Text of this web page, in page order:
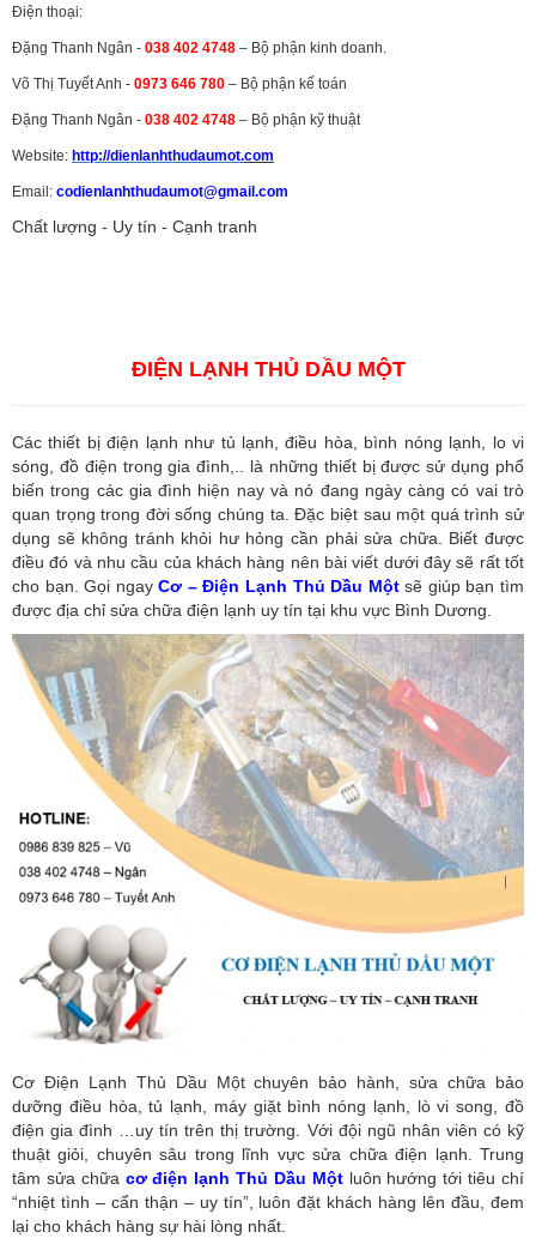
Điện thoại:
Đặng Thanh Ngân - 038 402 4748 – Bộ phận kinh doanh.
Võ Thị Tuyết Anh - 0973 646 780 – Bộ phận kế toán
Đặng Thanh Ngân - 038 402 4748 – Bộ phận kỹ thuật
Website: http://dienlanhthudaumot.com
Email: codienlanhthudaumot@gmail.com
Chất lượng - Uy tín - Cạnh tranh
ĐIỆN LẠNH THỦ DẦU MỘT
Các thiết bị điện lạnh như tủ lạnh, điều hòa, bình nóng lạnh, lo vi
sóng, đồ điện trong gia đình,.. là những thiết bị được sử dụng phổ
biến trong các gia đình hiện nay và nó đang ngày càng có vai trò
quan trọng trong đời sống chúng ta. Đặc biệt sau một quá trình sử
dụng sẽ không tránh khỏi hư hỏng cần phải sửa chữa. Biết được
điều đó và nhu cầu của khách hàng nên bài viết dưới đây sẽ rất tốt
cho bạn. Gọi ngayCơ – Điện Lạnh Thủ Dầu Một sẽ giúp bạn tìm
được địa chỉ sửa chữa điện lạnh uy tín tại khu vực Bình Dương.
Cơ Điện Lạnh Thủ Dầu Một chuyên bảo hành, sửa chữa bảo
dưỡng điều hòa, tủ lạnh, máy giặt bình nóng lạnh, lò vi song, đồ
điện gia đình …uy tín trên thị trường. Với đội ngũ nhân viên có kỹ
thuật giỏi, chuyên sâu trong lĩnh vực sửa chữa điện lạnh. Trung
tâm sửa chữa cơ điện lạnh Thủ Dầu Mộtluôn hướng tới tiêu chí
“nhiệt tình – cẩn thận – uy tín”, luôn đặt khách hàng lên đầu, đem
lại cho khách hàng sự hài lòng nhất.